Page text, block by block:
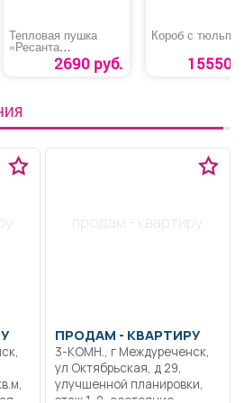
Тепловая пушка
«Ресанта
ТЭПК-3000К»2690 руб.
Короб с
15550
продам - квартиру
ПРОДАМ - КВАРТИРУ
3-КОМН., г Междуреченск,
ул Октябрьская, д 29,
улучшенной планировки,